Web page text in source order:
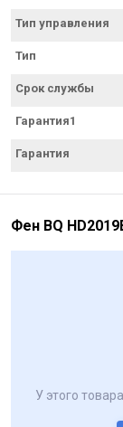
Тип управления
Тип
Срок службы
Гарантия1
Гарантия
Фен BQ
У этого